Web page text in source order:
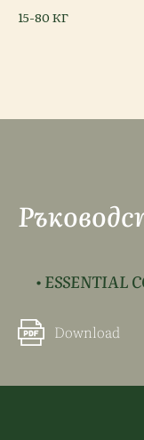
15-80 КГ
• ESSENTIAL
Download